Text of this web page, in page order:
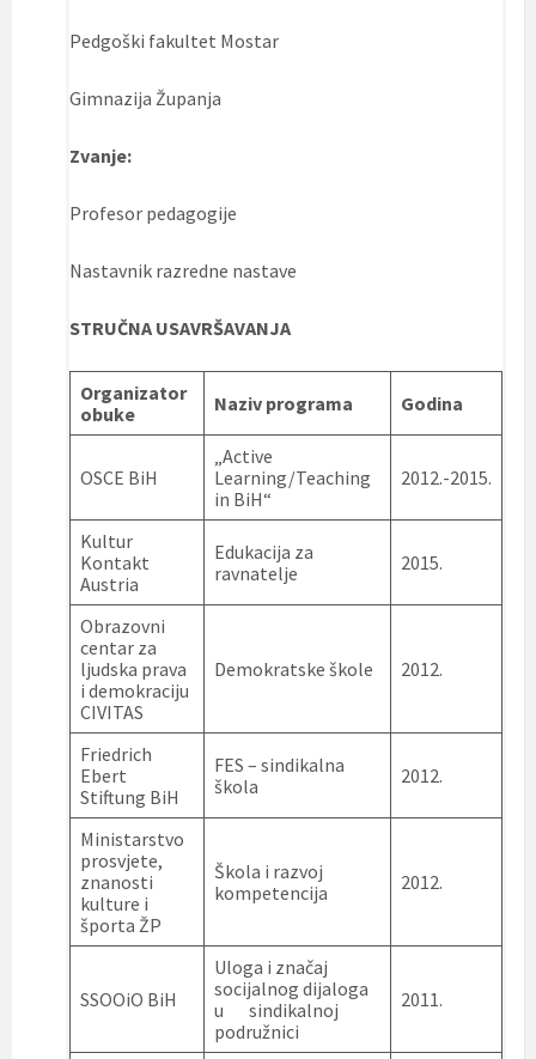
Pedgoški fakultet Mostar
Gimnazija Županja
Zvanje:
Profesor pedagogije
Nastavnik razredne nastave
STRUČNA USAVRŠAVANJA
Organizator
obuke
Naziv programa Godina
OSCE BiH
„Active
Learning/Teaching
in BiH“
2012.-2015.
Kultur
Kontakt
Austria
Edukacija za
ravnatelje
2015.
Obrazovni
centar za
ljudska prava
i demokraciju
CIVITAS
Demokratske škole 2012.
Friedrich
Ebert
Stiftung BiH
FES – sindikalna
škola
2012.
Ministarstvo
prosvjete,
znanosti
kulture i
športa ŽP
Škola i razvoj
kompetencija
2012.
SSOOiO BiH
Uloga i značaj
socijalnog dijaloga
u sindikalnoj
podružnici
2011.